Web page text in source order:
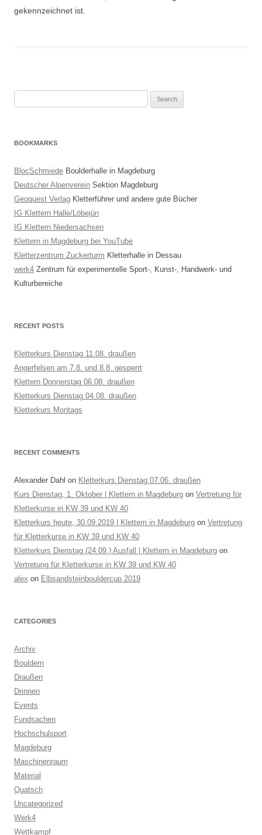
gekennzeichnet ist.
BOOKMARKS
BlocSchmiede Boulderhalle in Magdeburg
Deutscher Alpenverein Sektion Magdeburg
Geoquest Verlag Kletterführer und andere gute Bücher
IG Klettern Halle/Löbejün
IG Klettern Niedersachsen
Klettern in Magdeburg bei YouTube
Kletterzentrum Zuckerturm Kletterhalle in Dessau
werk4 Zentrum für experimentelle Sport-, Kunst-, Handwerk- und
Kulturbereiche
RECENT POSTS
Kletterkurs Dienstag 11.08. draußen
Angerfelsen am 7.8. und 8.8. gesperrt
Klettern Donnerstag 06.08. draußen
Kletterkurs Dienstag 04.08. draußen
Kletterkurs Montags
RECENT COMMENTS
Alexander Dahl on Kletterkurs Dienstag 07.06. draußen
Kurs Dienstag, 1. Oktober | Klettern in Magdeburg on Vertretung für
Kletterkurse in KW 39 und KW 40
Kletterkurs heute, 30.09.2019 | Klettern in Magdeburg on Vertretung
für Kletterkurse in KW 39 und KW 40
Kletterkurs Dienstag (24.09.) Ausfall | Klettern in Magdeburg on
Vertretung für Kletterkurse in KW 39 und KW 40
alex on Elbsandsteinbouldercup 2019
CATEGORIES
Archiv
Bouldern
Draußen
Drinnen
Events
Fundsachen
Hochschulsport
Magdeburg
Maschinenraum
Material
Quatsch
Uncategorized
Werk4
Wettkampf